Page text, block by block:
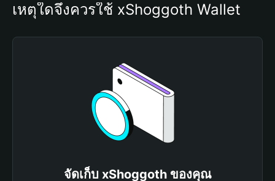
เหตุใดจึงควรใช้ xShoggoth Wallet
จัดเก็บ xShoggoth ของคุณ